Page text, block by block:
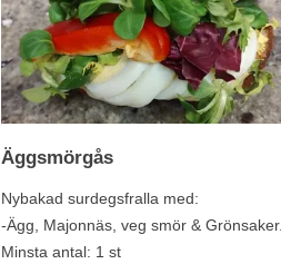
Äggsmörgås
Nybakad surdegsfralla med:
-Ägg, Majonnäs, veg smör & Grönsaker.
Minsta antal: 1 st